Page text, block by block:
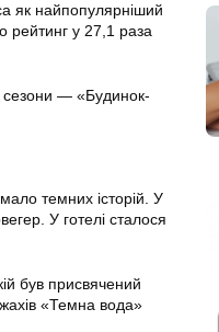
як найпопулярніший
рейтинг у 27,1 раза
сезони — «Будинок-
темних історій. У
У готелі сталося
був присвячений
жахів «Темна вода»